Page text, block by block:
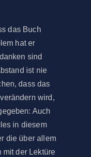
das Buch
hat er
sind
ist nie
dass das
wird,
Auch
in diesem
die über allem
mit der Lektüre